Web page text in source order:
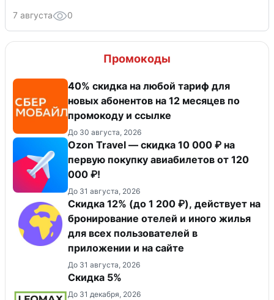
7 августа 0
Промокоды
40% скидка на любой тариф для
новых абонентов на 12 месяцев по
промокоду и ссылке
До 30 августа, 2026
Ozon Travel — скидка 10 000 ₽ на
первую покупку авиабилетов от 120
000 ₽!
До 31 августа, 2026
Скидка 12% (до 1 200 ₽), действует на
бронирование отелей и иного жилья
для всех пользователей в
приложении и на сайте
До 31 августа, 2026
Скидка 5%
До 31 декабря, 2026